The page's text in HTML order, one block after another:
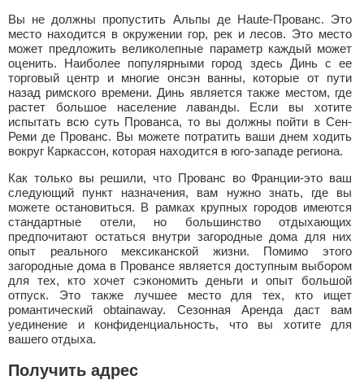
Вы не должны пропустить Альпы де Haute-Прованс. Это
место находится в окружении гор, рек и лесов. Это место
может предложить великолепные параметр каждый может
оценить. Наиболее популярными город здесь Динь с ее
торговый центр и многие онсэн ванны, которые от пути
назад римского времени. Динь является также местом, где
растет большое население лаванды. Если вы хотите
испытать всю суть Прованса, то вы должны пойти в Сен-
Реми де Прованс. Вы можете потратить ваши днем ходить
вокруг Каркассон, которая находится в юго-западе региона.
Как только вы решили, что Прованс во Франции-это ваш
следующий пункт назначения, вам нужно знать, где вы
можете остановиться. В рамках крупных городов имеются
стандартные отели, но большинство отдыхающих
предпочитают остаться внутри загородные дома для них
опыт реального мексиканской жизни. Помимо этого
загородные дома в Провансе является доступным выбором
для тех, кто хочет сэкономить деньги и опыт большой
отпуск. Это также лучшее место для тех, кто ищет
романтический obtainaway. Сезонная Аренда даст вам
уединение и конфиденциальность, что вы хотите для
вашего отдыха.
Получить адрес